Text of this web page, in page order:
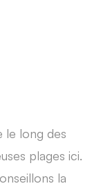
le long des
plages ici.
la